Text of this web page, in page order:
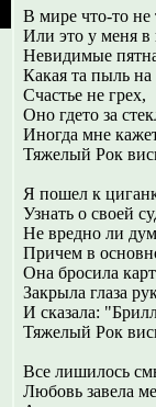
В мире что-то не
Или это у меня в
Невидимые
Какая та пыль на
Счастье не грех,
Оно гдето за
Иногда мне
Тяжелый Рок
Я пошел к
Узнать о своей
Не вредно ли
Причем в
Она бросила
Закрыла глаза
И сказала:
Тяжелый Рок
Все лишилось
Любовь завела